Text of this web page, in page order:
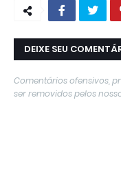
DEIXE SEU
Comentários ofensivos,
ser removidos pelos